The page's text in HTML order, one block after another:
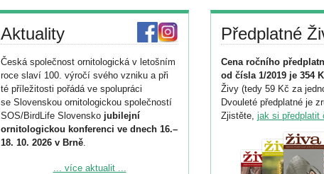
Aktuality
Česká společnost ornitologická v letošním
roce slaví 100. výročí svého vzniku a při
té příležitosti pořádá ve spolupráci
se Slovenskou ornitologickou společností
SOS/BirdLife Slovensko jubilejní
ornitologickou konferenci ve dnech 16.–
18. 10. 2026 v Brně.
Podrobnější informace ke konferenci
... více aktualit ...
Předplatné
Cena ročního
od čísla 1/2019 je 354
Živy (tedy 59 Kč za
Dvouleté předplatné je
Zjistěte, jak si předplatit